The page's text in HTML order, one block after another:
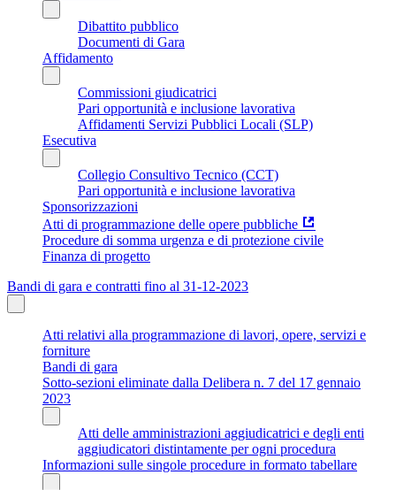
Dibattito pubblico
Documenti di Gara
Affidamento
Commissioni giudicatrici
Pari opportunità e inclusione lavorativa
Affidamenti Servizi Pubblici Locali (SLP)
Esecutiva
Collegio Consultivo Tecnico (CCT)
Pari opportunità e inclusione lavorativa
Sponsorizzazioni
Atti di programmazione delle opere pubbliche
Procedure di somma urgenza e di protezione civile
Finanza di progetto
Bandi di gara e contratti fino al 31-12-2023
Atti relativi alla programmazione di lavori, opere, servizi e
forniture
Bandi di gara
Sotto-sezioni eliminate dalla Delibera n. 7 del 17 gennaio
2023
Atti delle amministrazioni aggiudicatrici e degli enti
aggiudicatori distintamente per ogni procedura
Informazioni sulle singole procedure in formato tabellare